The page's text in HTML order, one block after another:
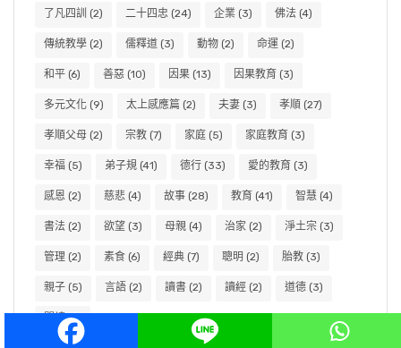
了凡四訓 (2) 二十四忠 (24) 企業 (3) 佛法 (4)
傳統教學 (2) 儒釋道 (3) 動物 (2) 命運 (2)
和平 (6) 善惡 (10) 因果 (13) 因果教育 (3)
多元文化 (9) 太上感應篇 (2) 夫妻 (3) 孝順 (27)
孝順父母 (2) 宗教 (7) 家庭 (5) 家庭教育 (3)
幸福 (5) 弟子規 (41) 德行 (33) 愛的教育 (3)
感恩 (2) 慈悲 (4) 故事 (28) 教育 (41) 智慧 (4)
書法 (2) 欲望 (3) 母親 (4) 治家 (2) 淨土宗 (3)
管理 (2) 素食 (6) 經典 (7) 聰明 (2) 胎教 (3)
親子 (5) 言語 (2) 讀書 (2) 讀經 (2) 道德 (3)
閱讀(2)